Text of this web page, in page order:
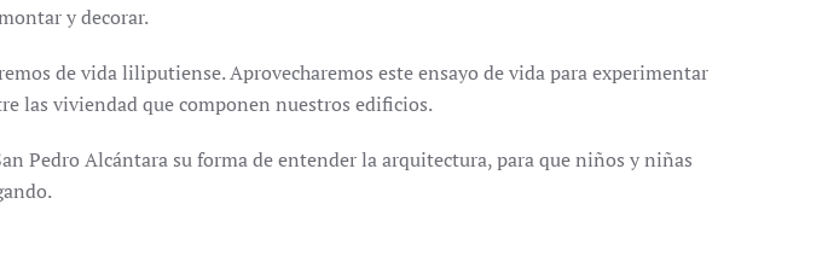
y decorar.
de vida liliputiense. Aprovecharemos este ensayo de vida para experimentar
las viviendad que componen nuestros edificios.
Pedro Alcántara su forma de entender la arquitectura, para que niños y niñas